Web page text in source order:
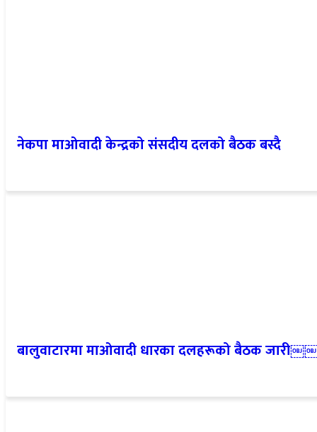
नेकपा माओवादी केन्द्रको संसदीय दलको बैठक बस्दै
बालुवाटारमा माओवादी धारका दलहरूको बैठक